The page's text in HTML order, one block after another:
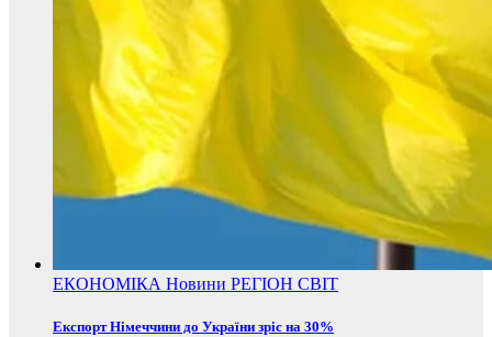
ЕКОНОМІКА Новини РЕГІОН СВІТ
Експорт Німеччини до України зріс на 30%